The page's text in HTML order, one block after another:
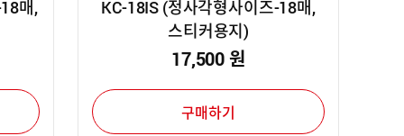
매,
KC-18IS (정사각형사이즈-18매,
스티커용지)
17,500원
구매하기